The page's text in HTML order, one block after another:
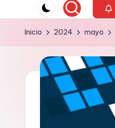
o
d
m
facts
are
sacred"
-
Charles
Preswitch
Inicio 2024 mayo